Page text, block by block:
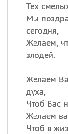
Тех
Мы
сегодня,
Желаем,
злодей.
Желаем
духа,
Чтоб Вас
Желаем
Чтоб в